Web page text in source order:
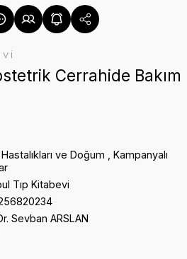
Cerrahide Bakım
Hastalıkları ve Doğum
Kampanyalı
Tıp Kitabevi
Sevban ARSLAN